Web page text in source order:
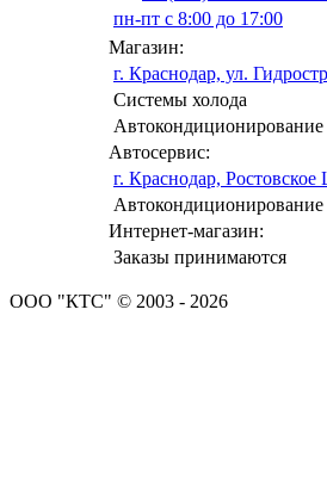
пн-пт с 8:00 до 17:00
Магазин:
г. Краснодар, ул.
Системы холода
Автокондиционирование
Автосервис:
г. Краснодар,
Автокондиционирование
Интернет-магазин:
Заказы принимаются
ООО "КТС" © 2003 - 2026